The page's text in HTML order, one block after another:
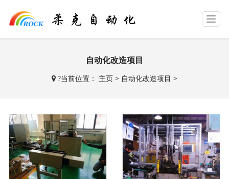
T
o
g
i
g
a
t
i
o
n
自动化改造项目
?当前位置： 主页> 自动化改造项目 >